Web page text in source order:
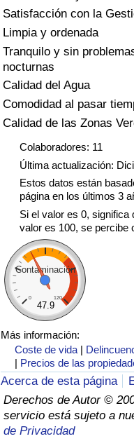
Satisfacción con la
Limpia y ordenada
Tranquilo y sin
nocturnas
Calidad del Agua
Comodidad al pasar
Calidad de las Zonas
Colaboradores: 11
Última actualización:
Estos datos están
página en los últimos 3
Si el valor es 0,
valor es 100, se percibe
Contaminación
0 120
47.9
Más información:
Coste de vida |
| Precios de las
Acerca de esta página
Derechos de Autor ©
servicio está sujeto a
de Privacidad
Índice de
Índice de contaminación
Índice de
Tráfico
Índice de Tráfico
Índice de Tráfico
Índice de Tráfico por